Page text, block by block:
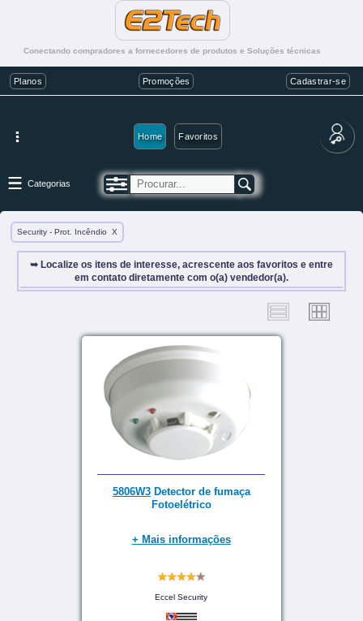
Conectando compradores a fornecedores de produtos e Soluções técnicas
Planos Promoções Cadastrar-se
Home Favoritos
Categorias
Security - Prot. Incêndio X
➥ Localize os itens de interesse, acrescente aos favoritos e entre
em contato diretamente com o(a) vendedor(a).
5806W3Detector de fumaça
Fotoelétrico
+ Mais informações
Eccel Security